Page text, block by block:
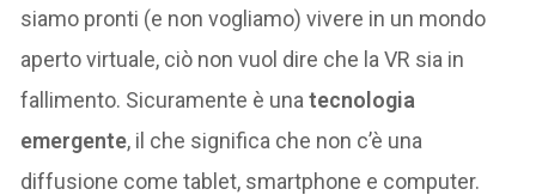
siamo pronti (e non vogliamo) vivere in un mondo
aperto virtuale, ciò non vuol dire che la VR sia in
fallimento. Sicuramente è unatecnologia
emergente, il che significa che non c’è una
diffusione come tablet, smartphone e computer.